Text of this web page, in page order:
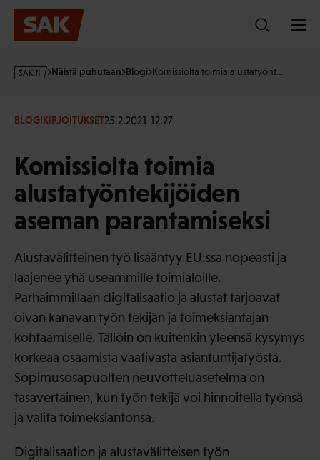
Hyppää
sisältöön
s
·
Näistä puhutaan Blogi Komissiolta toimia alustatyönt…
BLOGIKIRJOITUKSET25.2.2021 12:27
Komissiolta toimia
alustatyöntekijöiden
aseman parantamiseksi
Alustavälitteinen työ lisääntyy EU:ssa nopeasti ja
laajenee yhä useammille toimialoille.
Parhaimmillaan digitalisaatio ja alustat tarjoavat
oivan kanavan työn tekijän ja toimeksiantajan
kohtaamiselle. Tällöin on kuitenkin yleensä kysymys
korkeaa osaamista vaativasta asiantuntijatyöstä.
Sopimusosapuolten neuvotteluasetelma on
tasavertainen, kun työn tekijä voi hinnoitella työnsä
ja valita toimeksiantonsa.
Digitalisaation ja alustavälitteisen työn